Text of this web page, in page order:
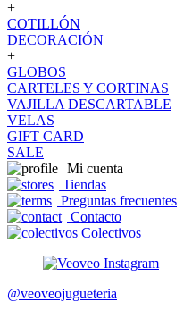
+
COTILLÓN
DECORACIÓN
+
GLOBOS
CARTELES Y CORTINAS
VAJILLA DESCARTABLE
VELAS
GIFT CARD
SALE
Mi cuenta
Tiendas
Preguntas frecuentes
Contacto
Colectivos
@veoveojugueteria